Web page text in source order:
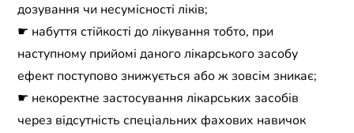
дозування чи несумісності ліків;
☛ набуття стійкості до лікування тобто, при
наступному прийомі даного лікарського засобу
ефект поступово знижується або ж зовсім зникає;
☛ некоректне застосування лікарських засобів
через відсутність спеціальних фахових навичок